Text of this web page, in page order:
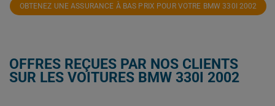
OBTENEZ UNE ASSURANCE À BAS PRIX POUR VOTRE BMW 330I 2002
OFFRES REÇUES PAR NOS CLIENTS
SUR LES VOITURES BMW 330I 2002